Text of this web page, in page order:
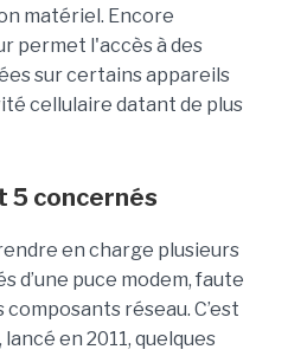
matériel. Encore
permet l'accès à des
sur certains appareils
cellulaire datant de plus
5 concernés
en charge plusieurs
d’une puce modem, faute
réseau. C’est
en 2011, quelques